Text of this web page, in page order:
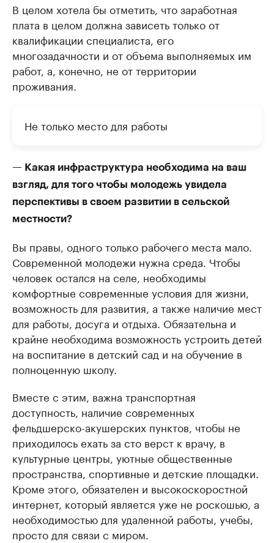
В целом хотела бы отметить, что заработная
плата в целом должна зависеть только от
квалификации специалиста, его
многозадачности и от объема выполняемых им
работ, а, конечно, не от территории
проживания.
Не только место для работы
— Какая инфраструктура необходима на ваш
взгляд, для того чтобы молодежь увидела
перспективы в своем развитии в сельской
местности?
Вы правы, одного только рабочего места мало.
Современной молодежи нужна среда. Чтобы
человек остался на селе, необходимы
комфортные современные условия для жизни,
возможность для развития, а также наличие мест
для работы, досуга и отдыха. Обязательна и
крайне необходима возможность устроить детей
на воспитание в детский сад и на обучение в
полноценную школу.
Вместе с этим, важна транспортная
доступность, наличие современных
фельдшерско-акушерских пунктов, чтобы не
приходилось ехать за сто верст к врачу, в
культурные центры, уютные общественные
пространства, спортивные и детские площадки.
Кроме этого, обязателен и высокоскоростной
интернет, который является уже не роскошью, а
необходимостью для удаленной работы, учебы,
просто для связи с миром.